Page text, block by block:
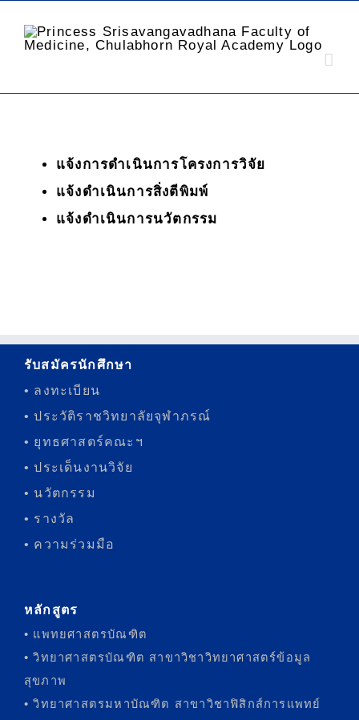
แจ้งการดำเนินการโครงการวิจัย
แจ้งดำเนินการสิ่งตีพิมพ์
แจ้งดำเนินการนวัตกรรม
รับสมัครนักศึกษา
• ลงทะเบียน
• ประวัติราชวิทยาลัยจุฬาภรณ์
• ยุทธศาสตร์คณะฯ
• ประเด็นงานวิจัย
• นวัตกรรม
• รางวัล
• ความร่วมมือ
หลักสูตร
• แพทยศาสตรบัณฑิต
• วิทยาศาสตรบัณฑิต สาขาวิชาวิทยาศาสตร์ข้อมูล
สุขภาพ
• วิทยาศาสตรมหาบัณฑิต สาขาวิชาฟิสิกส์การแพทย์